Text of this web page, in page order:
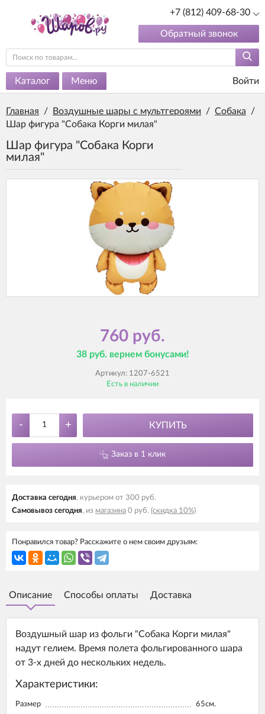
+7 (812) 409-68-30
Обратный звонок
Каталог Меню Войти
Главная / Воздушные шары с мультгероями / Собака
/
Шар фигура "Собака Корги милая"
Шар фигура "Собака Корги
милая"
760 руб.
38 руб. вернем бонусами!
Артикул: 1207-6521
Есть в наличии
- + КУПИТЬ
Заказ в 1 клик
Доставка cегодня, курьером от 300 руб.
Самовывоз cегодня, из магазина 0 руб. (скидка 10%)
Понравился товар? Расскажите о нем своим друзьям:
Описание Способы оплаты Доставка
Воздушный шар из фольги "Собака Корги милая"
надут гелием. Время полета фольгированного шара
от 3-х дней до нескольких недель.
Характеристики:
Размер 65см.